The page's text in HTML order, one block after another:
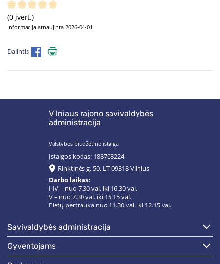
(0 įvert.)
Informacija atnaujinta 2026-04-01
Dalintis
Vilniaus rajono savivaldybės
administracija
Valstybės biudžetinė įstaiga
Įstaigos kodas: 188708224
Rinktinės g. 50, LT-09318 Vilnius
Darbo laikas:
I-IV – nuo 7.30 val. iki 16.30 val.
V – nuo 7.30 val. iki 15.15 val.
Pietų pertrauka nuo 11.30 val. iki 12.15 val.
savivaldybės administracija
gyventojams